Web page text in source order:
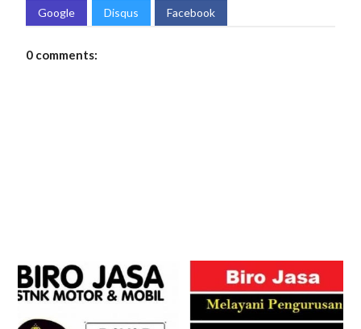
Google Disqus Facebook
0 comments: